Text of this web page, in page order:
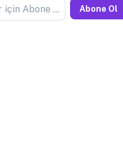
Yeni Satıcılar için Abone Olun Abone Ol